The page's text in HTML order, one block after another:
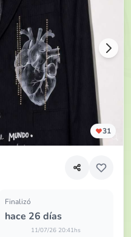
31
Armani color negro, con
Finalizó
hace 26 días
11/07/26 20:41hs